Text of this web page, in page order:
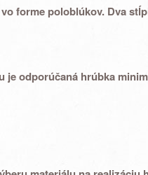
forme poloblúkov. Dva
je odporúčaná hrúbka